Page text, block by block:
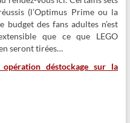
(l’Optimus Prime ou la
budget des fans adultes n’est
que ce que LEGO
seront tirées…
déstockage sur la